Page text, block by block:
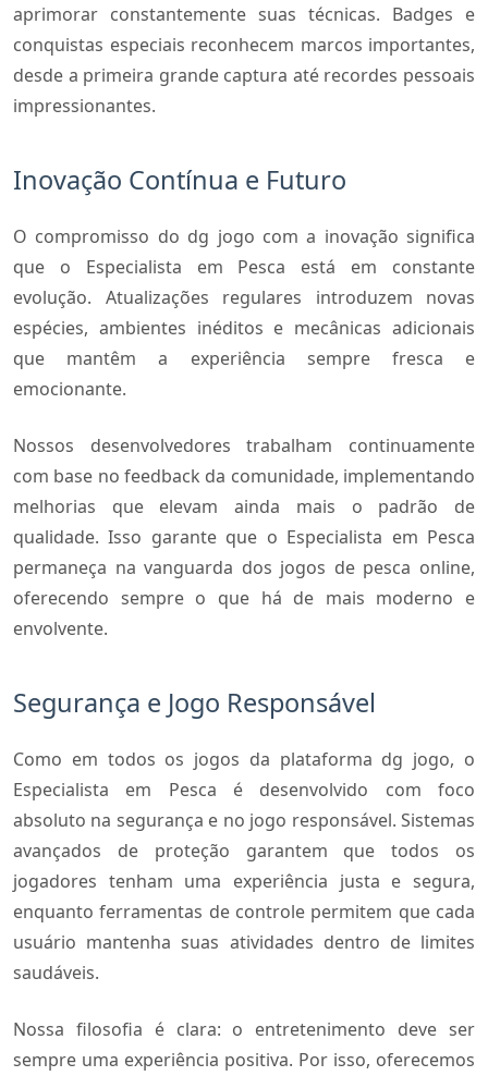
aprimorar constantemente suas técnicas. Badges e
conquistas especiais reconhecem marcos importantes,
desde a primeira grande captura até recordes pessoais
impressionantes.
Inovação Contínua e Futuro
O compromisso do dg jogo com a inovação significa
que o Especialista em Pesca está em constante
evolução. Atualizações regulares introduzem novas
espécies, ambientes inéditos e mecânicas adicionais
que mantêm a experiência sempre fresca e
emocionante.
Nossos desenvolvedores trabalham continuamente
com base no feedback da comunidade, implementando
melhorias que elevam ainda mais o padrão de
qualidade. Isso garante que o Especialista em Pesca
permaneça na vanguarda dos jogos de pesca online,
oferecendo sempre o que há de mais moderno e
envolvente.
Segurança e Jogo Responsável
Como em todos os jogos da plataforma dg jogo, o
Especialista em Pesca é desenvolvido com foco
absoluto na segurança e no jogo responsável. Sistemas
avançados de proteção garantem que todos os
jogadores tenham uma experiência justa e segura,
enquanto ferramentas de controle permitem que cada
usuário mantenha suas atividades dentro de limites
saudáveis.
Nossa filosofia é clara: o entretenimento deve ser
sempre uma experiência positiva. Por isso, oferecemos